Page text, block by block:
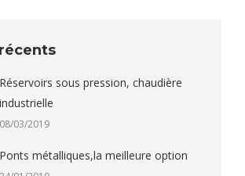
Réservoirs sous pression, chaudière
industrielle
08/03/2019
Ponts métalliques,la meilleure option